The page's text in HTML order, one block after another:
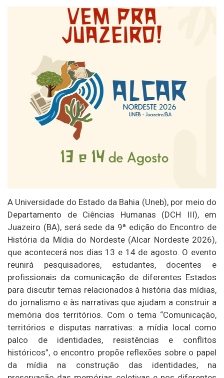
A Universidade do Estado da Bahia (Uneb), por meio do
Departamento de Ciências Humanas (DCH III), em
Juazeiro (BA), será sede da 9ª edição do Encontro de
História da Mídia do Nordeste (Alcar Nordeste 2026),
que acontecerá nos dias 13 e 14 de agosto. O evento
reunirá pesquisadores, estudantes, docentes e
profissionais da comunicação de diferentes Estados
para discutir temas relacionados à história das mídias,
do jornalismo e às narrativas que ajudam a construir a
memória dos territórios. Com o tema “Comunicação,
territórios e disputas narrativas: a mídia local como
palco de identidades, resistências e conflitos
históricos”, o encontro propõe reflexões sobre o papel
da mídia na construção das identidades, na